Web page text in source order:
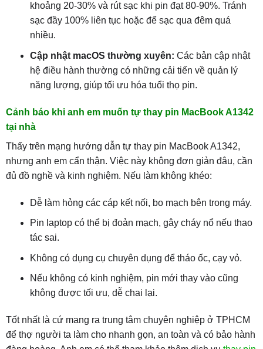
khoảng 20-30% và rút sạc khi pin đạt 80-90%. Tránh
sạc đầy 100% liên tục hoặc để sạc qua đêm quá
nhiều.
Cập nhật macOS thường xuyên: Các bản cập nhật
hệ điều hành thường có những cải tiến về quản lý
năng lượng, giúp tối ưu hóa tuổi thọ pin.
Cảnh báo khi anh em muốn tự thay pin MacBook A1342
tại nhà
Thấy trên mạng hướng dẫn tự thay pin MacBook A1342,
nhưng anh em cẩn thận. Việc này không đơn giản đâu, cần
đủ đồ nghề và kinh nghiệm. Nếu làm không khéo:
Dễ làm hỏng các cáp kết nối, bo mạch bên trong máy.
Pin laptop có thể bị đoản mạch, gây cháy nổ nếu thao
tác sai.
Không có dụng cụ chuyên dụng để tháo ốc, cạy vỏ.
Nếu không có kinh nghiệm, pin mới thay vào cũng
không được tối ưu, dễ chai lại.
Tốt nhất là cứ mang ra trung tâm chuyên nghiệp ở TPHCM
để thợ người ta làm cho nhanh gọn, an toàn và có bảo hành